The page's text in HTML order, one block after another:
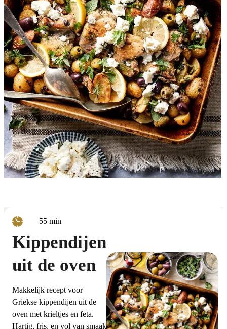
55minuten
min
Kippendijen
uit de oven
Makkelijk recept voor
Griekse kippendijen uit de
oven met krieltjes en feta.
Hartig, fris, en vol van smaak